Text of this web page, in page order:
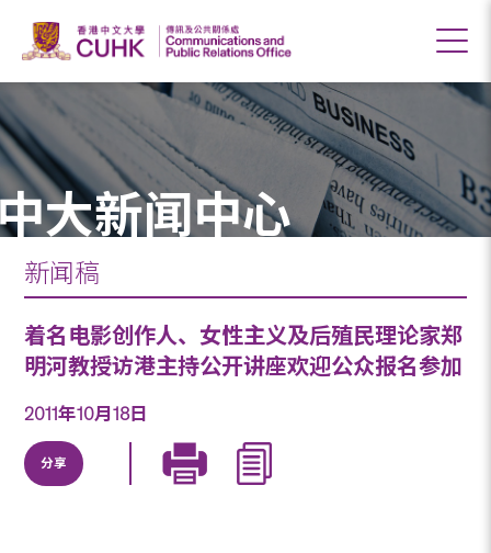
大新闻中心
新闻稿
着名电影创作人、女性主义及后殖民理论家郑
明河教授访港主持公开讲座欢迎公众报名参加
2011年10月18日
分享